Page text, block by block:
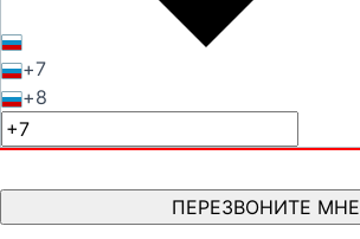
+7
+8
ПЕРЕЗВОНИТЕ МНЕ